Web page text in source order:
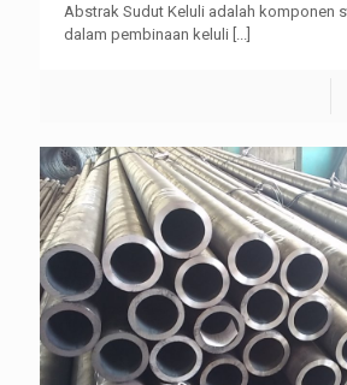
Abstrak Sudut Keluli adalah komponen
dalam pembinaan keluli [...]